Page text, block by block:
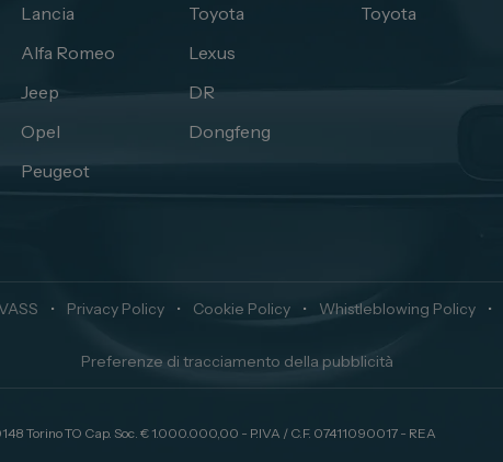
Lancia
Alfa Romeo
Jeep
Opel
Peugeot
Toyota
Lexus
DR
Dongfeng
Toyota
• Privacy Policy • Cookie Policy • Whistleblowing Policy •
Preferenze di tracciamento della pubblicità
Torino TO Cap. Soc. € 1.000.000,00 - P.IVA / C.F. 07411090017 - REA